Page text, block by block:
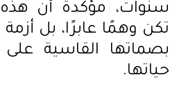
سنوات، مؤكدة أن هذه
تكن وهمًا عابرًا، بل
بصماتها القاسية
حياتها.